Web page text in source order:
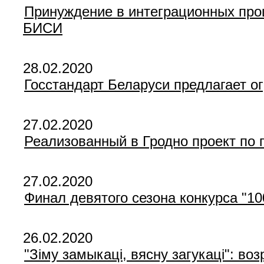
Принуждение в интеграционных
БИСИ
28.02.2020
Госстандарт Беларуси предлагает
27.02.2020
Реализованный в Гродно проект по
27.02.2020
Финал девятого сезона конкурса
26.02.2020
"Зіму замыкаці, вясну загукаці":